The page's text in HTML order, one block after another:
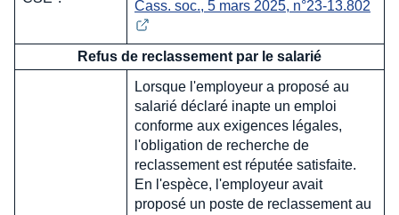
Cass. soc., 5 mars 2025, n°23-13.802
Refus de reclassement par le salarié
Lorsque l'employeur a proposé au
salarié déclaré inapte un emploi
conforme aux exigences légales,
l'obligation de recherche de
reclassement est réputée satisfaite.
En l'espèce, l'employeur avait
proposé un poste de reclassement au